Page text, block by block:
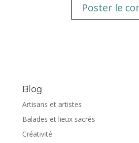
Blog
Artisans et artistes
Balades et lieux sacrés
Créativité